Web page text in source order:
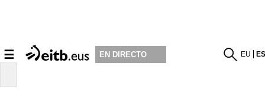
☰ EN DIRECTO EU